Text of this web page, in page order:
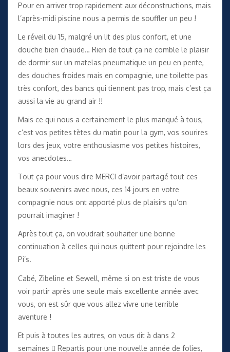
Pour en arriver trop rapidement aux déconstructions, mais
l’après-midi piscine nous a permis de souffler un peu !
Le réveil du 15, malgré un lit des plus confort, et une
douche bien chaude… Rien de tout ça ne comble le plaisir
de dormir sur un matelas pneumatique un peu en pente,
des douches froides mais en compagnie, une toilette pas
très confort, des bancs qui tiennent pas trop, mais c’est ça
aussi la vie au grand air !!
Mais ce qui nous a certainement le plus manqué à tous,
c’est vos petites tètes du matin pour la gym, vos sourires
lors des jeux, votre enthousiasme vos petites histoires,
vos anecdotes…
Tout ça pour vous dire MERCI d’avoir partagé tout ces
beaux souvenirs avec nous, ces 14 jours en votre
compagnie nous ont apporté plus de plaisirs qu’on
pourrait imaginer !
Après tout ça, on voudrait souhaiter une bonne
continuation à celles qui nous quittent pour rejoindre les
Pi’s.
Cabé, Zibeline et Sewell, même si on est triste de vous
voir partir après une seule mais excellente année avec
vous, on est sûr que vous allez vivre une terrible
aventure !
Et puis à toutes les autres, on vous dit à dans 2
semaines  Repartis pour une nouvelle année de folies,